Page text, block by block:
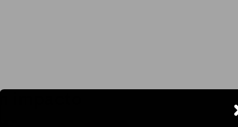
impacto